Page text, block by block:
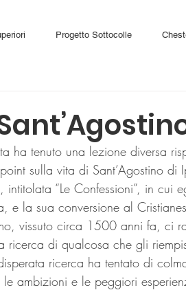
Progetto Sottocolle
ha tenuto una lezione diversa
sulla vita di Sant’Agostino di
“Le Confessioni”, in cui
e la sua conversione al
vissuto circa 1500 anni fa, ci
ricerca di qualcosa che gli
ricerca ha tentato di
ambizioni e le peggiori